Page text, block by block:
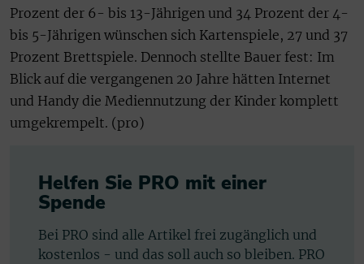
Prozent der 6- bis 13-Jährigen und 34 Prozent der 4-
bis 5-Jährigen wünschen sich Kartenspiele, 27 und 37
Prozent Brettspiele. Dennoch stellte Bauer fest: Im
Blick auf die vergangenen 20 Jahre hätten Internet
und Handy die Mediennutzung der Kinder komplett
umgekrempelt. (pro)
Helfen Sie PRO mit einer
Spende
Bei PRO sind alle Artikel frei zugänglich und
kostenlos - und das soll auch so bleiben. PRO